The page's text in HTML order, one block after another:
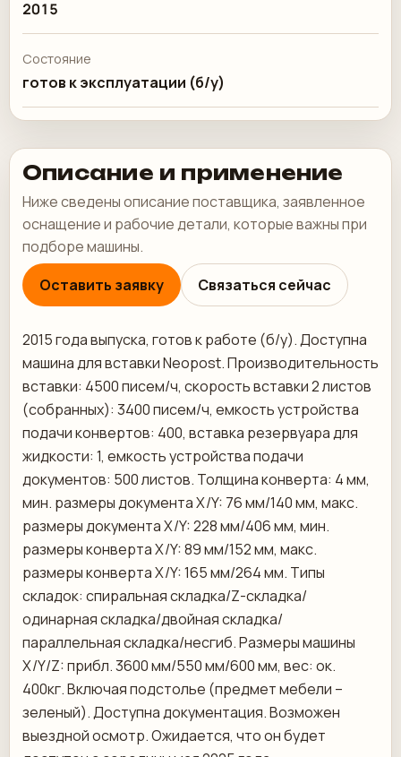
2015
Состояние
готов к эксплуатации (б/у)
Описание и применение
Ниже сведены описание поставщика, заявленное
оснащение и рабочие детали, которые важны при
подборе машины.
Оставить заявку
Связаться сейчас
2015 года выпуска, готов к работе (б/у). Доступна
машина для вставки Neopost. Производительность
вставки: 4500 писем/ч, скорость вставки 2 листов
(собранных): 3400 писем/ч, емкость устройства
подачи конвертов: 400, вставка резервуара для
жидкости: 1, емкость устройства подачи
документов: 500 листов. Толщина конверта: 4 мм,
мин. размеры документа X/Y: 76 мм/140 мм, макс.
размеры документа X/Y: 228 мм/406 мм, мин.
размеры конверта X/Y: 89 мм/152 мм, макс.
размеры конверта X/Y: 165 мм/264 мм. Типы
складок: спиральная складка/Z-складка/
одинарная складка/двойная складка/
параллельная складка/несгиб. Размеры машины
X/Y/Z: прибл. 3600 мм/550 мм/600 мм, вес: ок.
400кг. Включая подстолье (предмет мебели –
зеленый). Доступна документация. Возможен
выездной осмотр. Ожидается, что он будет